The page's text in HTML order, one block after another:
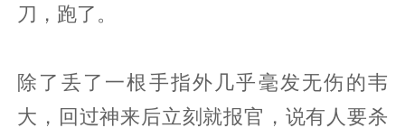
刀，跑了。
除了丢了一根手指外几乎毫发无伤的韦
大，回过神来后立刻就报官，说有人要杀